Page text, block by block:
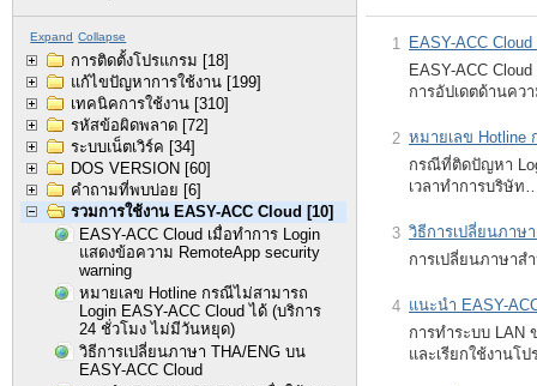
Expand Collapse
การติดตั้งโปรแกรม [18]
แก้ไขปัญหาการใช้งาน [199]
เทคนิคการใช้งาน [310]
รหัสข้อผิดพลาด [72]
ระบบเน็ตเวิร์ค [34]
DOS VERSION [60]
คำถามที่พบบ่อย [6]
รวมการใช้งาน EASY-ACC Cloud [10]
EASY-ACC Cloud เมื่อทำการ Login
แสดงข้อความ RemoteApp security
warning
หมายเลข Hotline กรณีไม่สามารถ
Login EASY-ACC Cloud ได้ (บริการ
24 ชั่วโมง ไม่มีวันหยุด)
วิธีการเปลี่ยนภาษา THA/ENG บน
EASY-ACC Cloud
1 EASY-ACC
EASY-ACC
การอัปเดตด้านค
2 หมายเลข Hotline
กรณีที่ติดปัญหา
เวลาทำการบริษัท
3 วิธีการเปลี่ยนภาษ
การเปลี่ยนภาษาส
4 แนะนำ EASY-
การทำระบบ LAN
และเรียกใช้งานโ